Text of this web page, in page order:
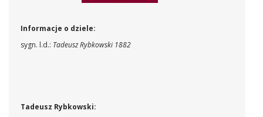
Informacje o dziele:
sygn. l.d.: Tadeusz Rybkowski 1882
Tadeusz Rybkowski: